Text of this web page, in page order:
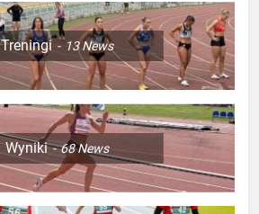
Treningi 13News
Wyniki 68News